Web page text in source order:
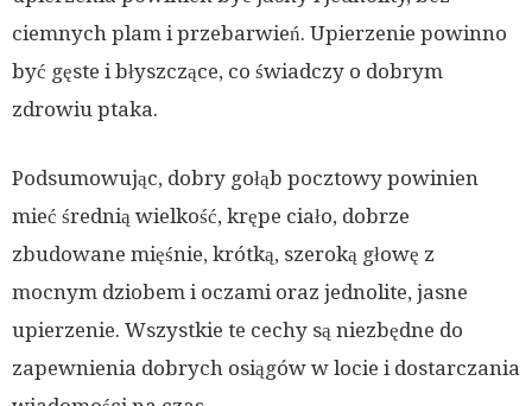
ciemnych plam i przebarwień. Upierzenie powinno
być gęste i błyszczące, co świadczy o dobrym
zdrowiu ptaka.
Podsumowując, dobry gołąb pocztowy powinien
mieć średnią wielkość, krępe ciało, dobrze
zbudowane mięśnie, krótką, szeroką głowę z
mocnym dziobem i oczami oraz jednolite, jasne
upierzenie. Wszystkie te cechy są niezbędne do
zapewnienia dobrych osiągów w locie i dostarczania